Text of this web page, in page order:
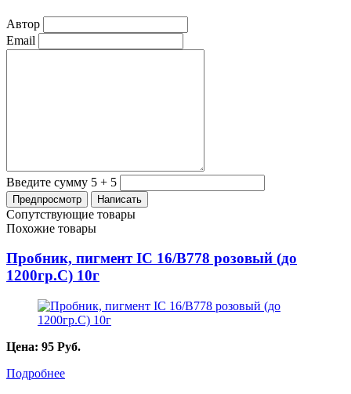
Автор
Email
Введите сумму 5 + 5
Сопутствующие товары
Похожие товары
Пробник, пигмент IC 16/B778 розовый (до
1200гр.С) 10г
Цена: 95 Руб.
Подробнее